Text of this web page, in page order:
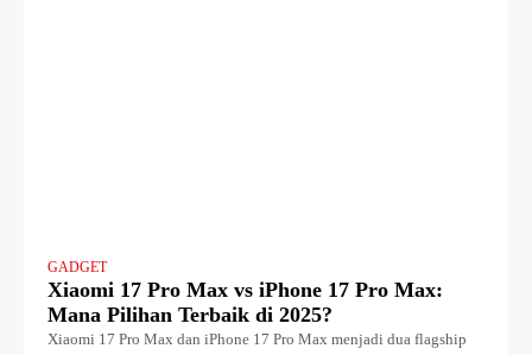
GADGET
Xiaomi 17 Pro Max vs iPhone 17 Pro Max:
Mana Pilihan Terbaik di 2025?
Xiaomi 17 Pro Max dan iPhone 17 Pro Max menjadi dua flagship